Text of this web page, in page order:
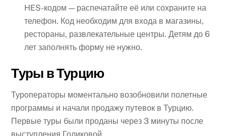
HES-кодом — распечатайте её или сохраните на
телефон. Код необходим для входа в магазины,
рестораны, развлекательные центры. Детям до 6
лет заполнять форму не нужно.
Туры в Турцию
Туроператоры моментально возобновили полетные
программы и начали продажу путевок в Турцию.
Первые туры были проданы через 3 минуты после